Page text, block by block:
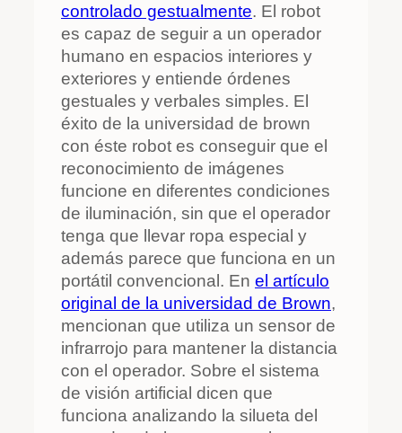
controlado gestualmente. El robot
es capaz de seguir a un operador
humano en espacios interiores y
exteriores y entiende órdenes
gestuales y verbales simples. El
éxito de la universidad de brown
con éste robot es conseguir que el
reconocimiento de imágenes
funcione en diferentes condiciones
de iluminación, sin que el operador
tenga que llevar ropa especial y
además parece que funciona en un
portátil convencional. En el artículo
original de la universidad de Brown,
mencionan que utiliza un sensor de
infrarrojo para mantener la distancia
con el operador. Sobre el sistema
de visión artificial dicen que
funciona analizando la silueta del